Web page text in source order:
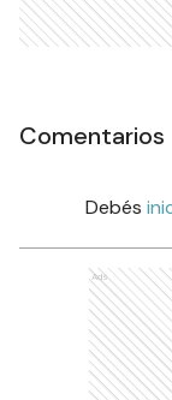
Comentarios
Debés
Ads